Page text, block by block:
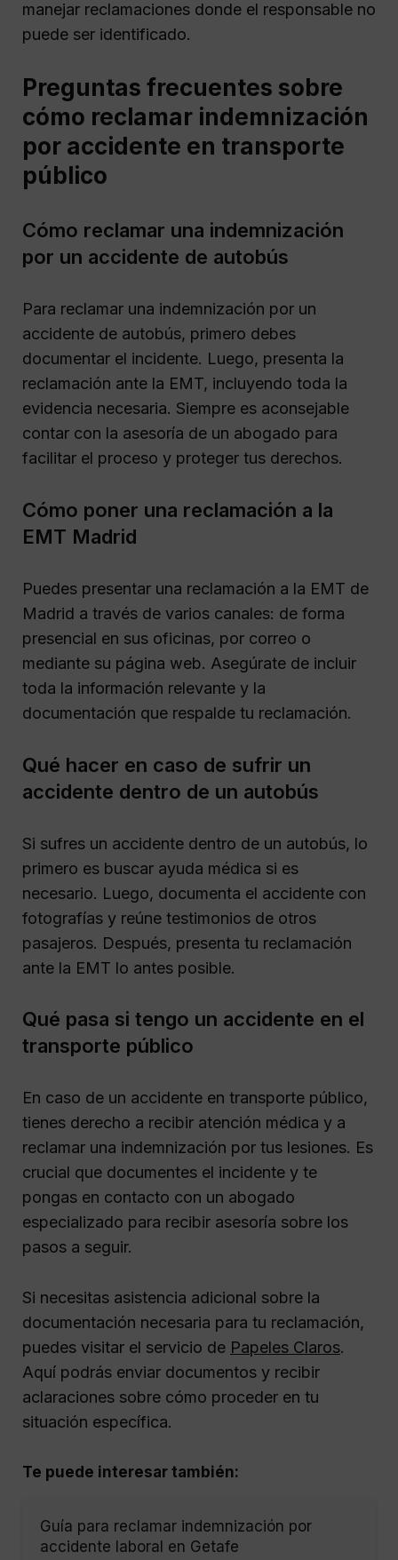
manejar reclamaciones donde el responsable no
puede ser identificado.
Preguntas frecuentes sobre
cómo reclamar indemnización
por accidente en transporte
público
Cómo reclamar una indemnización
por un accidente de autobús
Para reclamar una indemnización por un
accidente de autobús, primero debes
documentar el incidente. Luego, presenta la
reclamación ante la EMT, incluyendo toda la
evidencia necesaria. Siempre es aconsejable
contar con la asesoría de un abogado para
facilitar el proceso y proteger tus derechos.
Cómo poner una reclamación a la
EMT Madrid
Puedes presentar una reclamación a la EMT de
Madrid a través de varios canales: de forma
presencial en sus oficinas, por correo o
mediante su página web. Asegúrate de incluir
toda la información relevante y la
documentación que respalde tu reclamación.
Qué hacer en caso de sufrir un
accidente dentro de un autobús
Si sufres un accidente dentro de un autobús, lo
primero es buscar ayuda médica si es
necesario. Luego, documenta el accidente con
fotografías y reúne testimonios de otros
pasajeros. Después, presenta tu reclamación
ante la EMT lo antes posible.
Qué pasa si tengo un accidente en el
transporte público
En caso de un accidente en transporte público,
tienes derecho a recibir atención médica y a
reclamar una indemnización por tus lesiones. Es
crucial que documentes el incidente y te
pongas en contacto con un abogado
especializado para recibir asesoría sobre los
pasos a seguir.
Si necesitas asistencia adicional sobre la
documentación necesaria para tu reclamación,
puedes visitar el servicio de Papeles Claros.
Aquí podrás enviar documentos y recibir
aclaraciones sobre cómo proceder en tu
situación específica.
Te puede interesar también:
Guía para reclamar indemnización por
accidente laboral en Getafe